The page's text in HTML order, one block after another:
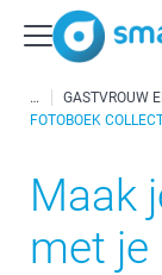
GASTVROUW
FOTOBOEK
Maak
met je